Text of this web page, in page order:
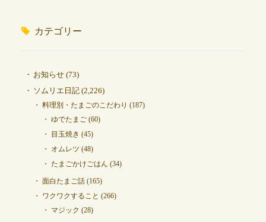
カテゴリー
お知らせ(73)
ソムリエ日記(2,226)
料理別・たまごのこだわり (187)
ゆでたまご(60)
目玉焼き (45)
オムレツ (48)
たまごかけごはん (34)
面白たまご話(165)
ワクワクすること (266)
マジック (28)